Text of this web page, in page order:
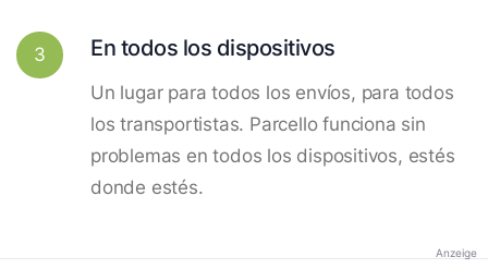
3 En todos los dispositivos
Un lugar para todos los envíos, para todos
los transportistas. Parcello funciona sin
problemas en todos los dispositivos, estés
donde estés.
Anzeige